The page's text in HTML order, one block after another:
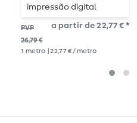
impressão digital
Picknick Strawberries
azul royal
PVP
26,79 €
a partir de 22,77 € *
1 metro | 22,77 € / metro